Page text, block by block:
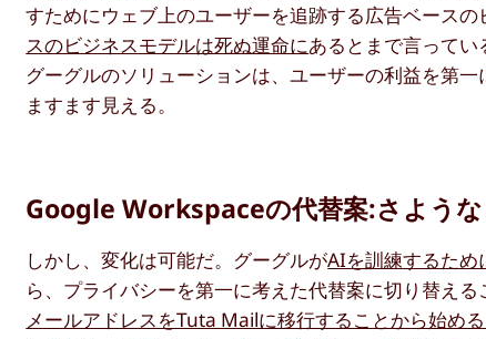
すためにウェブ上のユーザーを追跡する広告ベース
スのビジネスモデルは死ぬ運命にあるとまで言ってい
グーグルのソリューションは、ユーザーの利益を第
ますます見える。
Google Workspaceの代替案:さよう
しかし、変化は可能だ。グーグルがAIを訓練するため
ら、プライバシーを第一に考えた代替案に切り替える
メールアドレスをTuta Mailに移行することから始め